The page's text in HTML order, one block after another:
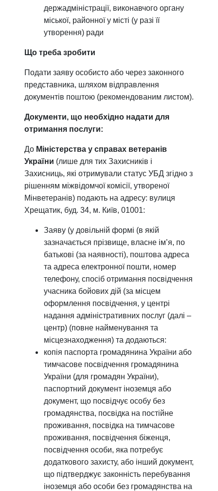
держадміністрації, виконавчого органу
міської, районної у місті (у разі її
утворення) ради
Що треба зробити
Подати заяву особисто або через законного
представника, шляхом відправлення
документів поштою (рекомендованим листом).
Документи, що необхідно надати для
отримання послуги:
До Міністерства у справах ветеранів
України (лише для тих Захисників і
Захисниць, які отримували статус УБД згідно з
рішенням міжвідомчої комісії, утвореної
Мінветеранів) подають на адресу: вулиця
Хрещатик, буд. 34, м. Київ, 01001:
Заяву (у довільній формі (в якій
зазначається прізвище, власне ім’я, по
батькові (за наявності), поштова адреса
та адреса електронної пошти, номер
телефону, спосіб отримання посвідчення
учасника бойових дій (за місцем
оформлення посвідчення, у центрі
надання адміністративних послуг (далі –
центр) (повне найменування та
місцезнаходження) та додаються:
копія паспорта громадянина України або
тимчасове посвідчення громадянина
України (для громадян України),
паспортний документ іноземця або
документ, що посвідчує особу без
громадянства, посвідка на постійне
проживання, посвідка на тимчасове
проживання, посвідчення біженця,
посвідчення особи, яка потребує
додаткового захисту, або інший документ,
що підтверджує законність перебування
іноземця або особи без громадянства на